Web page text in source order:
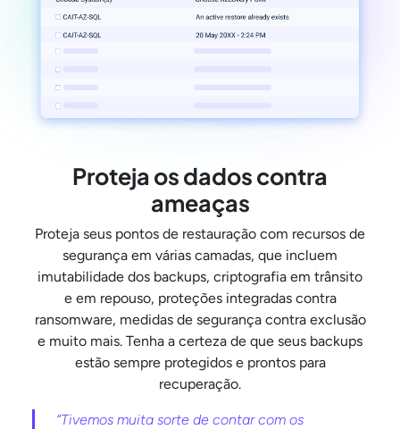
Proteja os dados contra
ameaças
Proteja seus pontos de restauração com recursos de
segurança em várias camadas, que incluem
imutabilidade dos backups, criptografia em trânsito
e em repouso, proteções integradas contra
ransomware, medidas de segurança contra exclusão
e muito mais. Tenha a certeza de que seus backups
estão sempre protegidos e prontos para
recuperação.
“Tivemos muita sorte de contar com os